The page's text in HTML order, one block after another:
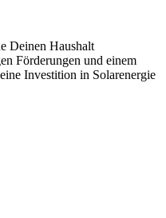
Deinen Haushalt
Förderungen und einem
Investition in Solarenergie